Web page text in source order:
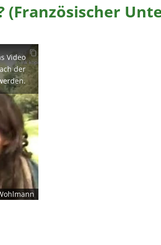
(Französischer
Video
der